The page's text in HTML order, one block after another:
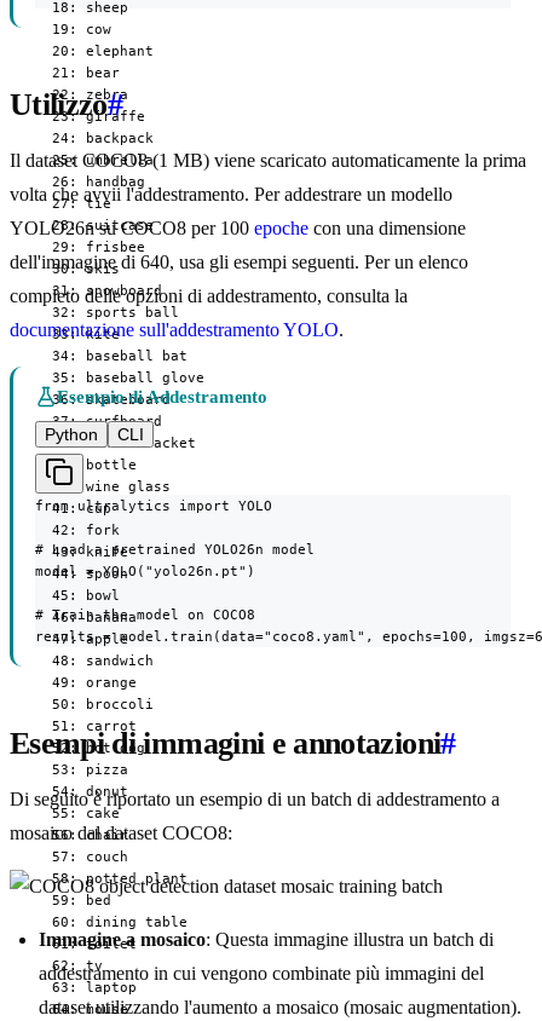
  18: sheep
  19: cow
  20: elephant
  21: bear
  22: zebra
  23: giraffe
  24: backpack
  25: umbrella
  26: handbag
  27: tie
  28: suitcase
  29: frisbee
  30: skis
  31: snowboard
  32: sports ball
  33: kite
  34: baseball bat
  35: baseball glove
  36: skateboard
  37: surfboard
  38: tennis racket
  39: bottle
  40: wine glass
  41: cup
  42: fork
  43: knife
  44: spoon
  45: bowl
  46: banana
  47: apple
  48: sandwich
  49: orange
  50: broccoli
  51: carrot
  52: hot dog
  53: pizza
  54: donut
  55: cake
  56: chair
  57: couch
  58: potted plant
  59: bed
  60: dining table
  61: toilet
  62: tv
  63: laptop
  64: mouse
Utilizzo#
Il dataset COCO8 (1 MB) viene scaricato automaticamente la prima
volta che avvii l'addestramento. Per addestrare un modello
YOLO26n su COCO8 per 100 epoche con una dimensione
dell'immagine di 640, usa gli esempi seguenti. Per un elenco
completo delle opzioni di addestramento, consulta la
documentazione sull'addestramento YOLO.
Esempio di Addestramento
Python
CLI
from ultralytics import YOLO
# Load a pretrained YOLO26n model
model = YOLO("yolo26n.pt")
# Train the model on COCO8
results = model.train(data="coco8.yaml", epochs=100,
Esempi di immagini e annotazioni#
Di seguito è riportato un esempio di un batch di addestramento a
mosaico dal dataset COCO8:
Immagine a mosaico: Questa immagine illustra un batch di
addestramento in cui vengono combinate più immagini del
dataset utilizzando l'aumento a mosaico (mosaic augmentation).